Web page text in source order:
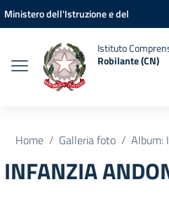
Vai ai contenuti
Vai al menu di navigazione
Vai al footer
Ministero dell'Istruzione e del
Istituto
Robilante (CN)
Home Galleria foto Album:
INFANZIA